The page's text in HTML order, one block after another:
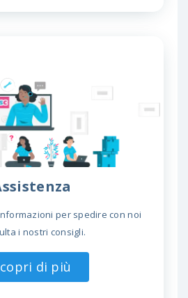
per spedire con noi
i nostri consigli.
di più